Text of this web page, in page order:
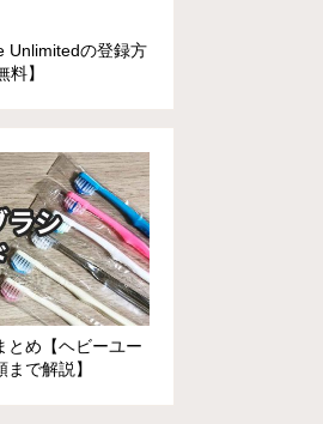
Unlimitedの登録方
】
とめ【ヘビーユー
で解説】